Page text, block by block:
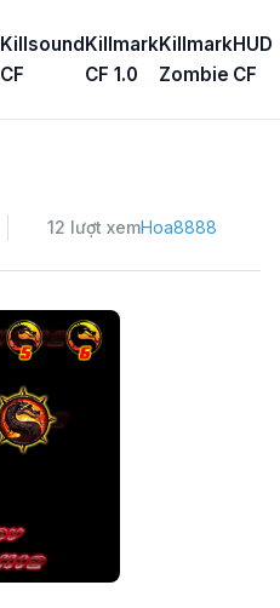
Killsound
CF
Killmark
CF 1.0
Killmark
Zombie
HUD
CF
12 lượt xemHoa8888